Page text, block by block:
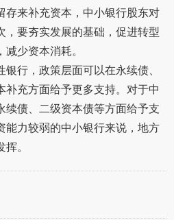
存来补充资本，中小银行股东对
，要夯实发展的基础，促进转型
少资本消耗。
行，政策层面可以在永续债、
补充方面给予更多支持。对于中
续债、二级资本债等方面给予支
能力较弱的中小银行来说，地方
。